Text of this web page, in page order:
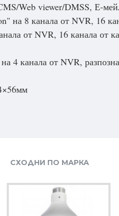
Web viewer/DMSS, Е-
на 8 канала от NVR, 16
от NVR, 16 канала от
4 канала от NVR,
СХОДНИ ПО МАРКА